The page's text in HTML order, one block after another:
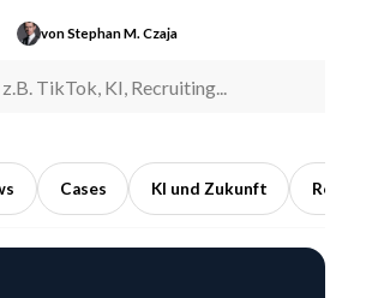
von Stephan M. Czaja
Cases KI und Zukunft